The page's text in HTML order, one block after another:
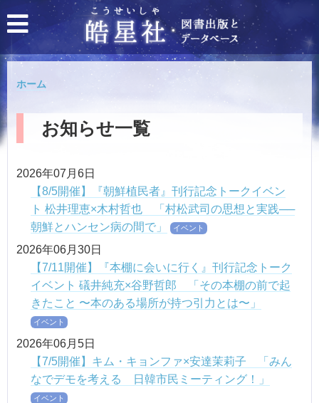
ホーム
お知らせ一覧
2026年07月6日
【8/5開催】『朝鮮植民者』刊行記念トークイベン
ト 松井理恵×木村哲也 「村松武司の思想と実践──
朝鮮とハンセン病の間で」
イベント
2026年06月30日
【7/11開催】『本棚に会いに行く』刊行記念トーク
イベント 礒井純充×谷野哲郎 「その本棚の前で起
きたこと 〜本のある場所が持つ引力とは〜」
イベント
2026年06月5日
【7/5開催】キム・キョンファ×安達茉莉子 「みん
なでデモを考える 日韓市民ミーティング！」
イベント